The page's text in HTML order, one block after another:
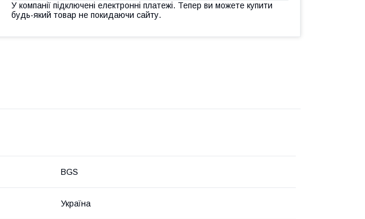
У компанії підключені електронні платежі. Тепер ви можете купити
будь-який товар не покидаючи сайту.
BGS
Україна